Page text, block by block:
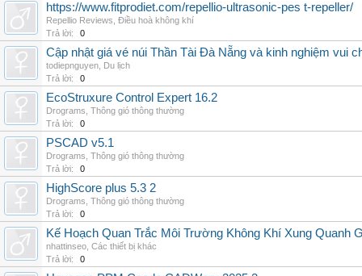
https://www.fitprodiet.com/repellio-ultrasonic-pes t-repeller/
Repellio Reviews Điều hoà không khí
Trả lời:
0
Cập nhật giá vé núi Thần Tài Đà Nẵng và kinh nghiệm vui
todiepnguyen Du lịch
Trả lời:
0
EcoStruxure Control Expert 16.2
Drograms Thông gió thông thường
Trả lời:
0
PSCAD v5.1
Drograms Thông gió thông thường
Trả lời:
0
HighScore plus 5.3 2
Drograms Thông gió thông thường
Trả lời:
0
Kế Hoạch Quan Trắc Môi Trường Không Khí Xung Quanh
nhattinseo Các thiết bị khác
Trả lời:
0